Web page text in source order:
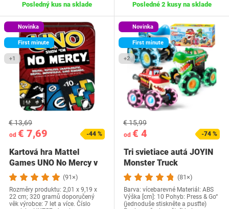
Posledný kus na sklade Posledné 2 kusy na sklade
Novinka
First minute
+1
od € 7,69
€ 13,69
-44 %
Kartová hra Mattel
Games UNO No Mercy v
úložnej nádobe so…
(91×)
Rozměry produktu: 2,01 x 9,19 x
22 cm; 320 gramů doporučený
věk výrobce: 7 let a více. Číslo
Novinka
First minute
+2
od € 4
€ 15,99
-74 %
Tri svietiace autá JOYIN
Monster Truck
(81×)
Barva: vícebarevné Materiál: ABS
Výška [cm]: 10 Pohyb: Press & Go“
(jednoduše stiskněte a pusťte)